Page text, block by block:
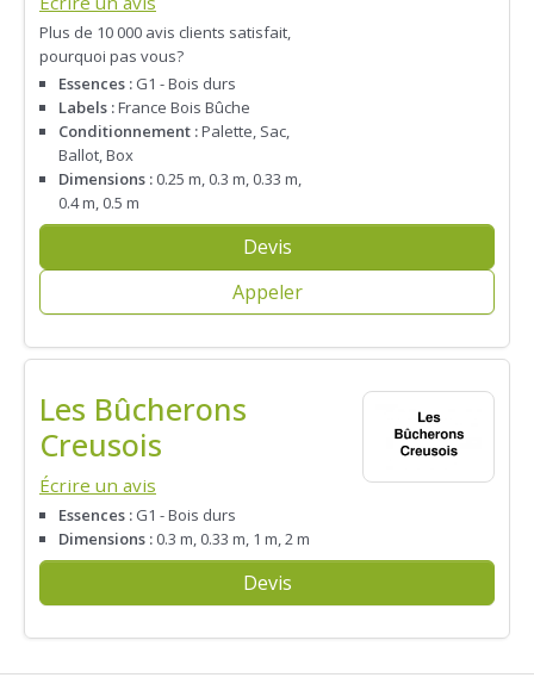
Plus de 10 000 avis clients satisfait,
pourquoi pas vous?
Essences : G1 - Bois durs
Labels :France Bois Bûche
Conditionnement :Palette, Sac,
Ballot, Box
Dimensions : 0.25 m, 0.3 m, 0.33 m,
0.4 m, 0.5 m
Devis
Appeler
Les Bûcherons
Creusois
Écrire un avis
Essences : G1 - Bois durs
Dimensions : 0.3 m, 0.33 m, 1 m, 2 m
Devis